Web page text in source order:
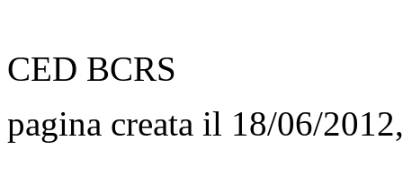
CED BCRS
pagina creata il 18/06/